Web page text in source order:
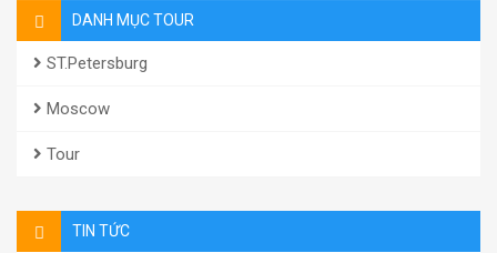
DANH MỤC TOUR
ST.Petersburg
Moscow
Tour
TIN TỨC